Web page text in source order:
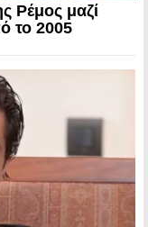
Ρέμος μαζί
το 2005